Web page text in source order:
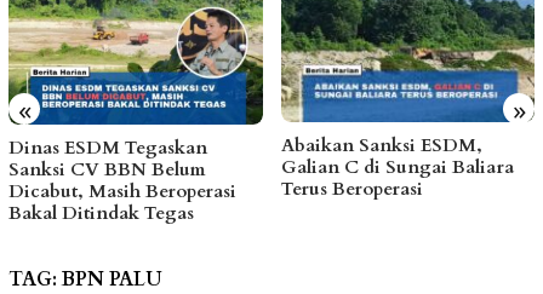
« »
Abaikan Sanksi ESDM,
Galian C di Sungai Baliara
Terus Beroperasi
Arpan Sahar Prioritaskan
Kawal Kebutuhan Dasar
Warga Pesisir di Tengah
TAG:BPN PALU